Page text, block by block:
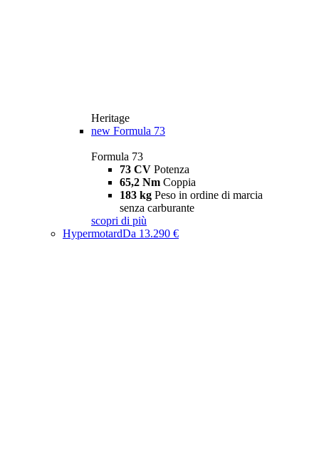
Heritage
new Formula 73
Formula 73
73 CV Potenza
65,2 Nm Coppia
183 kg Peso in ordine di marcia
senza carburante
scopri di più
HypermotardDa 13.290 €